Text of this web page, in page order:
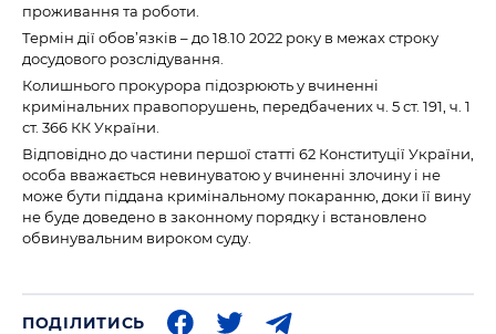
проживання та роботи.
Термін дії обов’язків – до 18.10 2022 року в межах строку
досудового розслідування.
Колишнього прокурора підозрюють у вчиненні
кримінальних правопорушень, передбачених ч. 5 ст. 191, ч. 1
ст. 366 КК України.
Відповідно до частини першої статті 62 Конституції України,
особа вважається невинуватою у вчиненні злочину і не
може бути піддана кримінальному покаранню, доки її вину
не буде доведено в законному порядку і встановлено
обвинувальним вироком суду.
ПОДІЛИТИСЬ